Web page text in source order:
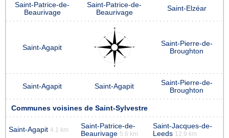
Saint-Patrice-de-
Beaurivage
Saint-Patrice-de-
Beaurivage
Saint-Elzéar
Saint-Agapit
Saint-Pierre-de-
Broughton
Saint-Agapit Saint-Agapit
Saint-Pierre-de-
Broughton
Communes voisines de Saint-Sylvestre
Saint-Agapit 4.1 km
Saint-Patrice-de-
Beaurivage 5.6 km
Saint-Jacques-de-
Leeds 12.9 km